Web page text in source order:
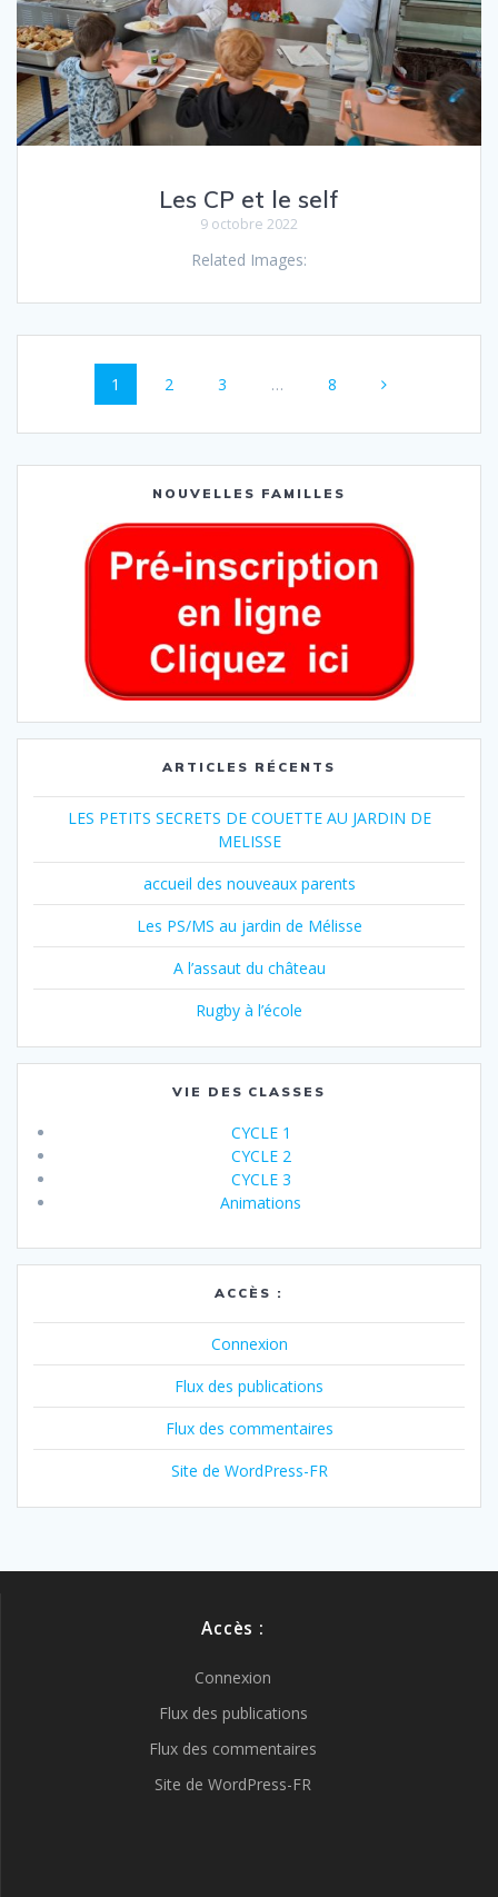
Les CP et le self
9 octobre 2022
Related Images:
1 2 3 … 8
NOUVELLES FAMILLES
ARTICLES RÉCENTS
LES PETITS SECRETS DE COUETTE AU JARDIN DE
MELISSE
accueil des nouveaux parents
Les PS/MS au jardin de Mélisse
A l’assaut du château
Rugby à l’école
VIE DES CLASSES
CYCLE 1
CYCLE 2
CYCLE 3
Animations
ACCÈS :
Connexion
Flux des publications
Flux des commentaires
Site de WordPress-FR
Accès :
Connexion
Flux des publications
Flux des commentaires
Site de WordPress-FR